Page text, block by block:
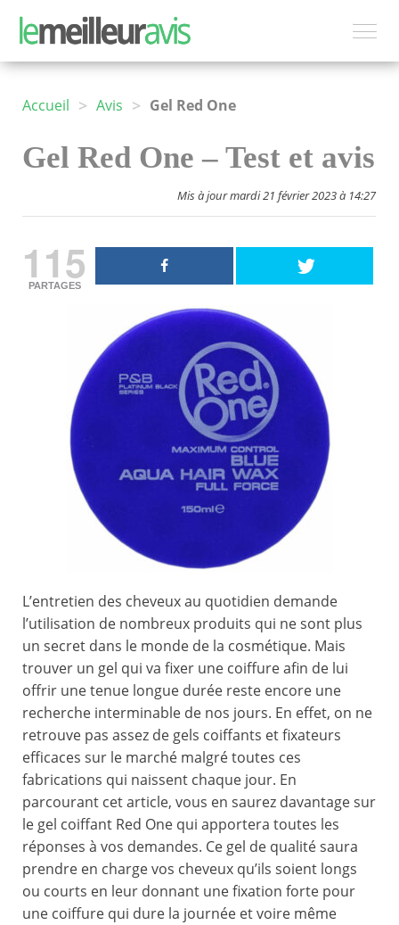
Accueil > Avis > Gel Red One
Gel Red One – Test et avis
Mis à jour mardi 21 février 2023 à 14:27
115
PARTAGES
L’entretien des cheveux au quotidien demande
l’utilisation de nombreux produits qui ne sont plus
un secret dans le monde de la cosmétique. Mais
trouver un gel qui va fixer une coiffure afin de lui
offrir une tenue longue durée reste encore une
recherche interminable de nos jours. En effet, on ne
retrouve pas assez de gels coiffants et fixateurs
efficaces sur le marché malgré toutes ces
fabrications qui naissent chaque jour. En
parcourant cet article, vous en saurez davantage sur
le gel coiffant Red One qui apportera toutes les
réponses à vos demandes. Ce gel de qualité saura
prendre en charge vos cheveux qu’ils soient longs
ou courts en leur donnant une fixation forte pour
une coiffure qui dure la journée et voire même